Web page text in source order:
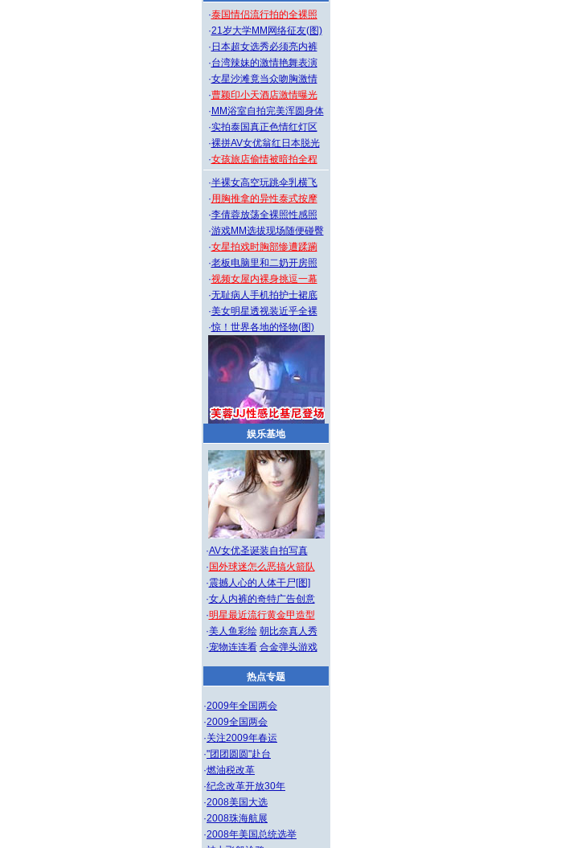
·泰国情侣流行拍的全裸照
·21岁大学MM网络征友(图)
· 日本超女选秀必须亮内裤
·台湾辣妹的激情艳舞表演
·女星沙滩竟当众吻胸激情
·曹颖印小天酒店激情曝光
· MM浴室自拍完美浑圆身体
·实拍泰国真正色情红灯区
·裸拼AV女优翁红日本脱光
·女孩旅店偷情被暗拍全程
·半裸女高空玩跳伞乳横飞
·用胸推拿的异性泰式按摩
·李倩蓉放荡全裸照性感照
·游戏MM选拔现场随便碰臀
·女星拍戏时胸部惨遭蹂躏
·老板电脑里和二奶开房照
·视频女屋内裸身挑逗一幕
·无耻病人手机拍护士裙底
·美女明星透视装近乎全裸
·惊！世界各地的怪物(图)
娱乐基地
·AV女优圣诞装自拍写真
· 国外球迷怎么恶搞火箭队
·震撼人心的人体干尸[图]
·女人内裤的奇特广告创意
·明星最近流行黄金甲造型
·美人鱼彩绘 朝比奈真人秀
·宠物连连看 合金弹头游戏
热点专题
·2009年全国两会
·2009全国两会
·关注2009年春运
·"团团圆圆"赴台
·燃油税改革
·纪念改革开放30年
·2008美国大选
·2008珠海航展
·2008年美国总统选举